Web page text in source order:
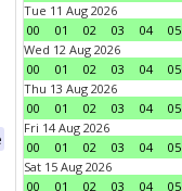
Tue 11 Aug 2026
00
01 02 03 04 05
Wed 12 Aug 2026
00
01 02 03 04 05
Thu 13 Aug 2026
00
01 02 03 04 05
Fri 14 Aug 2026
00
01 02 03 04 05
Sat 15 Aug 2026
00
01 02 03 04 05